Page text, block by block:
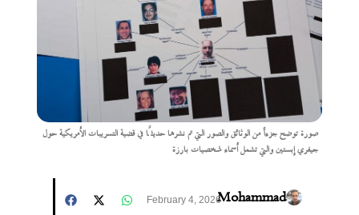
صورة توضح جزءاً من الوثائق والصور التي تم نشرها حديثًا في قضية التسريبات الأمريكية حول
جيفري إبستين والتي تشمل أسماء شخصيات بارزة
Mohammad
February 4, 2026